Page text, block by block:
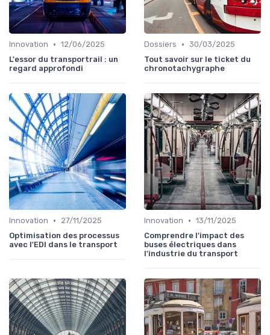
Innovation • 12/06/2025
L'essor du transportrail : un
regard approfondi
Dossiers • 30/03/2025
Tout savoir sur le ticket du
chronotachygraphe
Innovation •
27/11/2025
Optimisation des processus
avec l'EDI dans le transport
Innovation • 13/11/2025
Comprendre l'impact des
buses électriques dans
l'industrie du transport